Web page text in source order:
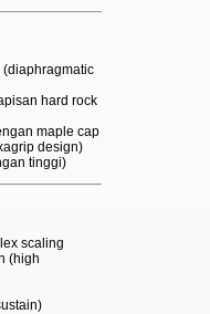
(diaphragmatic
hard rock
maple cap
design)
tinggi)
scaling
(high